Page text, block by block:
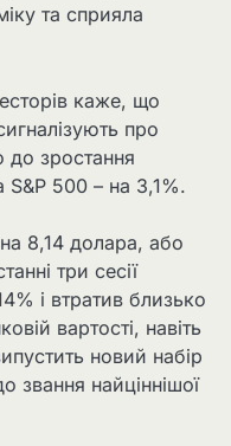
та сприяла
каже, що
про
до зростання
500 – на 3,1%.
8,14 долара, або
три сесії
і втратив близько
вартості, навіть
новий набір
звання найціннішої